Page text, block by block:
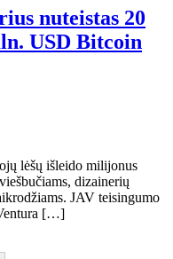
nuteistas 20
USD Bitcoin
lėšų išleido milijonus
dizainerių
JAV teisingumo
[…]